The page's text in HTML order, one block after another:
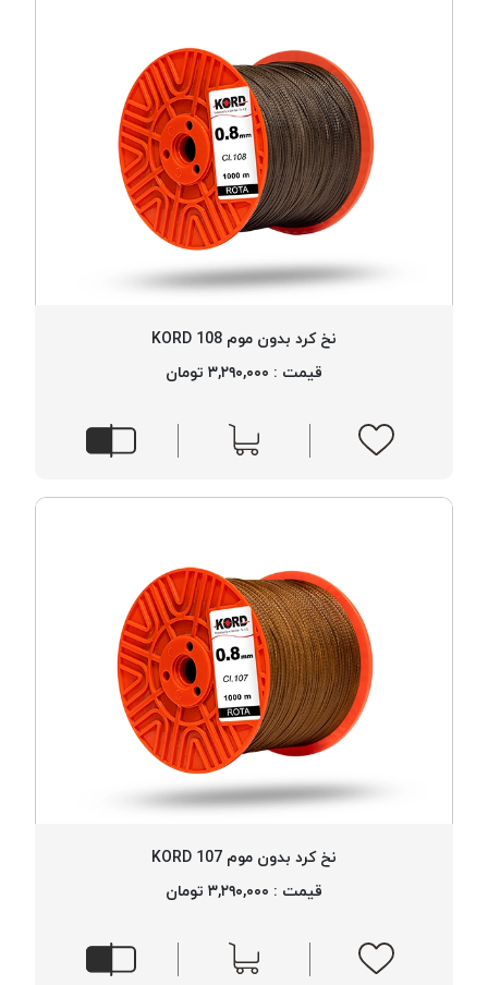
نخ کرد بدون موم 108 KORD
قیمت : ۳,۲۹۰,۰۰۰ تومان
نخ کرد بدون موم 107 KORD
قیمت : ۳,۲۹۰,۰۰۰ تومان